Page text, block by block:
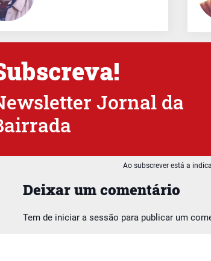
Deixar um comentário
Tem de iniciar a sessão para publicar um
Jornal da
Ao subscrever está a